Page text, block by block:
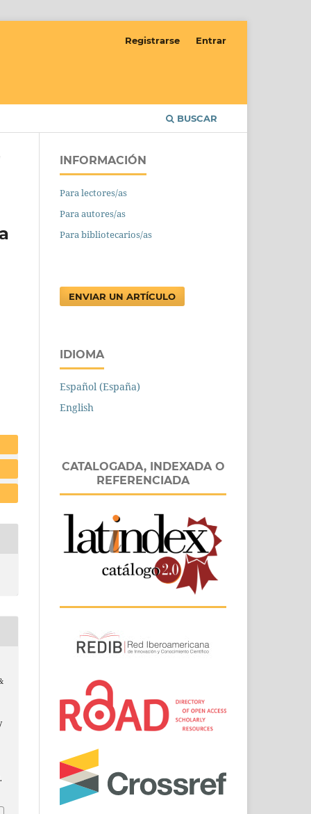
BUSCAR
Registrarse Entrar
INFORMACIÓN
Para lectores/as
Para autores/as
Para bibliotecarios/as
ENVIAR UN ARTÍCULO
IDIOMA
Español (España)
English
CATALOGADA, INDEXADA O
REFERENCIADA